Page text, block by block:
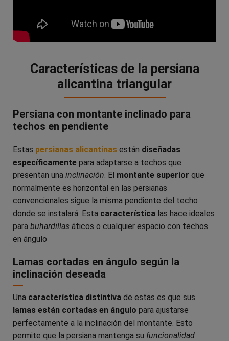
Características de la persiana
alicantina triangular
Persiana con montante inclinado para
techos en pendiente
Estas persianas alicantinas están diseñadas
específicamente para adaptarse a techos que
presentan una inclinación. El montante superior que
normalmente es horizontal en las persianas
convencionales sigue la misma pendiente del techo
donde se instalará. Esta característica las hace ideales
para buhardillas áticos o cualquier espacio con techos
en ángulo
Lamas cortadas en ángulo según la
inclinación deseada
Una característica distintiva de estas es que sus
lamas están cortadas en ángulo para ajustarse
perfectamente a la inclinación del montante. Esto
permite que la persiana mantenga su funcionalidad